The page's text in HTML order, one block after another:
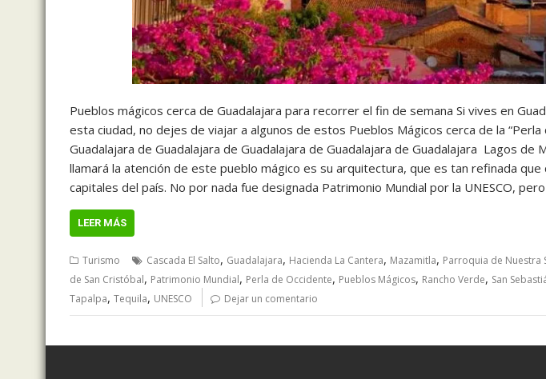
Pueblos mágicos cerca de Guadalajara para recorrer el fin de semana Si vives en
esta ciudad, no dejes de viajar a algunos de estos Pueblos Mágicos cerca de la “Perla
Guadalajara de Guadalajara de Guadalajara de Guadalajara de Guadalajara Lagos de
llamará la atención de este pueblo mágico es su arquitectura, que es tan refinada
capitales del país. No por nada fue designada Patrimonio Mundial por la UNESCO,
LEER MÁS
Turismo Cascada El Salto, Guadalajara, Hacienda La Cantera, Mazamitla, Parroquia de Nuestra
de San Cristóbal, Patrimonio Mundial, Perla de Occidente, Pueblos Mágicos, Rancho Verde, San
Tapalpa, Tequila, UNESCO Dejar un comentario